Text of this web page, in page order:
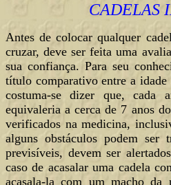
CADELAS
Antes de colocar qualquer
cruzar, deve ser feita uma
sua confiança. Para seu
título comparativo entre a
costuma-se dizer que,
equivaleria a cerca de 7 anos
verificados na medicina,
alguns obstáculos podem ser
previsíveis, devem ser
caso de acasalar uma cadela
acasala-la com um macho da